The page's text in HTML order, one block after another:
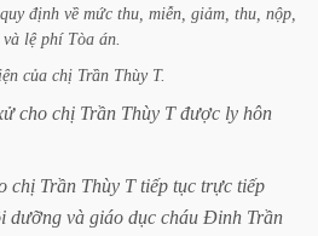
quy định về mức thu, miễn, giảm, thu, nộp,
và lệ phí Tòa án.
của chị Trần Thùy T.
cho chị Trần Thùy T được ly hôn
chị Trần Thùy T tiếp tục trực tiếp
dưỡng và giáo dục cháu Đinh Trần